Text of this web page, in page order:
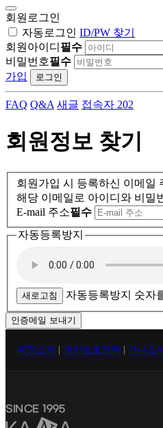
회원로그인
자동로그인 ID/PW 찾기
회원아이디 필수
비밀번호필수
가입
로그인
FAQ Q&A 새글 접속자 202
회원정보 찾기
회원가입 시 등록하신 이메일
해당 이메일로 아이디와 비밀
E-mail 주소필수
자동등록방지
새로고침 자동등록방지 숫자
인증메일 보내기
매장소개 개인보호정책 가나소